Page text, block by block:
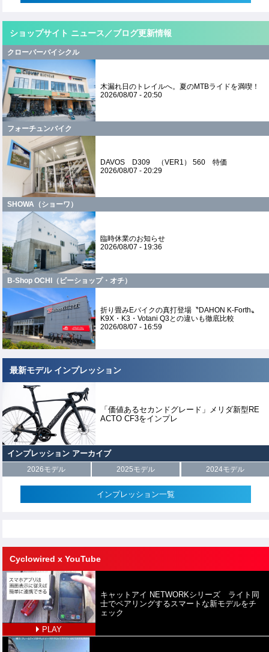
ショップサイト ニュース／ブログ更新情報
クローバーバイシクル
木漏れ日のトレイルへ。夏のMTBライドを満喫！
2026/08/07 - 20:50
フォーチュンバイク
DAVOS D309 （VER1） 560 特価
2026/08/07 - 20:29
SHOWA（ショーワ）
臨時休業のお知らせ
2026/08/07 - 19:36
B-Shop OCHI（ビーショップ・オチ）
折り畳みEバイクの真打登場〝DAHON K-Forth〟
K9X・K3・Votani Q3との違いも徹底比較
2026/08/07 - 16:59
最新モデル インプレッション
「価値あるセカンドグレード」メリダ新型RE
ACTO CF3をインプレ
インプレッション アーカイブ
2026モデル 2025モデル 2024モデル
インプレッション一覧
Cyclowired x YouTube
PLAY
キャットアイ NETWORKシリーズ ライト同
士でペアリングするスマートな新モデルをチ
ェック